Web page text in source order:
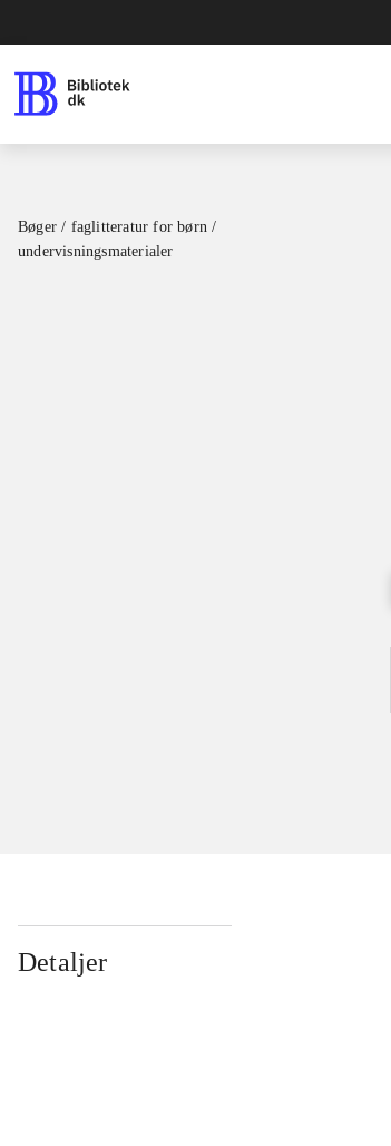
Bøger / faglitteratur for børn /
undervisningsmaterialer
Detaljer